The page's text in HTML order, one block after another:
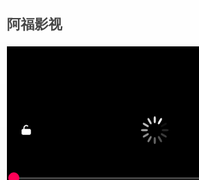
阿福影视